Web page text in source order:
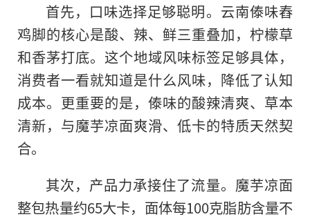
首先，口味选择足够聪明。云南傣味舂
鸡脚的核心是酸、辣、鲜三重叠加，柠檬草
和香茅打底。这个地域风味标签足够具体，
消费者一看就知道是什么风味，降低了认知
成本。更重要的是，傣味的酸辣清爽、草本
清新，与魔芋凉面爽滑、低卡的特质天然契
合。
其次，产品力承接住了流量。魔芋凉面
整包热量约65大卡，面体每100克脂肪含量不